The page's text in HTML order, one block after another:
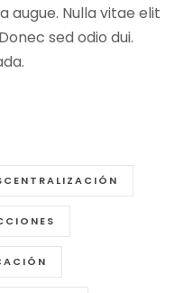
augue. Nulla vitae elit
sed odio dui.